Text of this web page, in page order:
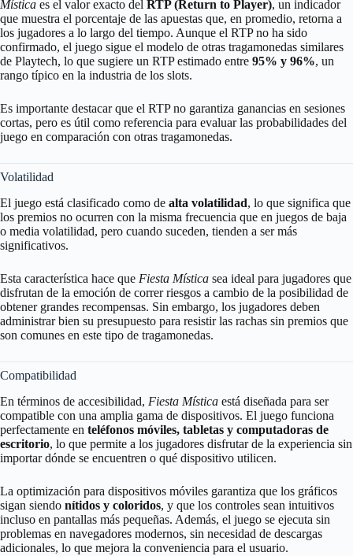
Mística es el valor exacto del RTP (Return to Player), un indicador
que muestra el porcentaje de las apuestas que, en promedio, retorna a
los jugadores a lo largo del tiempo. Aunque el RTP no ha sido
confirmado, el juego sigue el modelo de otras tragamonedas similares
de Playtech, lo que sugiere un RTP estimado entre 95% y 96%, un
rango típico en la industria de los slots.
Es importante destacar que el RTP no garantiza ganancias en sesiones
cortas, pero es útil como referencia para evaluar las probabilidades del
juego en comparación con otras tragamonedas.
Volatilidad
El juego está clasificado como de alta volatilidad, lo que significa que
los premios no ocurren con la misma frecuencia que en juegos de baja
o media volatilidad, pero cuando suceden, tienden a ser más
significativos.
Esta característica hace que Fiesta Mística sea ideal para jugadores que
disfrutan de la emoción de correr riesgos a cambio de la posibilidad de
obtener grandes recompensas. Sin embargo, los jugadores deben
administrar bien su presupuesto para resistir las rachas sin premios que
son comunes en este tipo de tragamonedas.
Compatibilidad
En términos de accesibilidad, Fiesta Mística está diseñada para ser
compatible con una amplia gama de dispositivos. El juego funciona
perfectamente en teléfonos móviles, tabletas y computadoras de
escritorio, lo que permite a los jugadores disfrutar de la experiencia sin
importar dónde se encuentren o qué dispositivo utilicen.
La optimización para dispositivos móviles garantiza que los gráficos
sigan siendo nítidos y coloridos, y que los controles sean intuitivos
incluso en pantallas más pequeñas. Además, el juego se ejecuta sin
problemas en navegadores modernos, sin necesidad de descargas
adicionales, lo que mejora la conveniencia para el usuario.